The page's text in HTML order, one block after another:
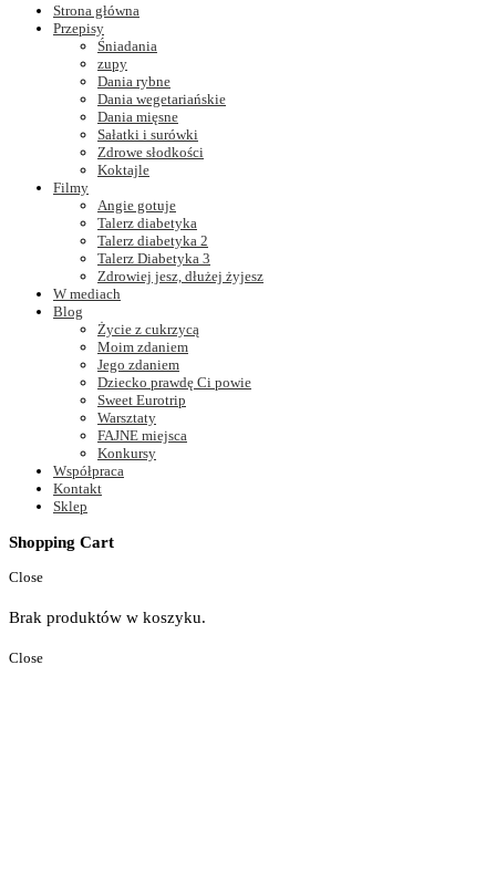
Strona główna
Przepisy
Śniadania
zupy
Dania rybne
Dania wegetariańskie
Dania mięsne
Sałatki i surówki
Zdrowe słodkości
Koktajle
Filmy
Angie gotuje
Talerz diabetyka
Talerz diabetyka 2
Talerz Diabetyka 3
Zdrowiej jesz, dłużej żyjesz
W mediach
Blog
Życie z cukrzycą
Moim zdaniem
Jego zdaniem
Dziecko prawdę Ci powie
Sweet Eurotrip
Warsztaty
FAJNE miejsca
Konkursy
Współpraca
Kontakt
Sklep
Shopping Cart
Close
Brak produktów w koszyku.
Close